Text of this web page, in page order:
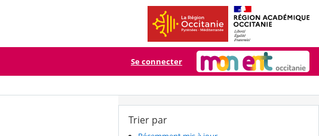
Se connecter
Trier par